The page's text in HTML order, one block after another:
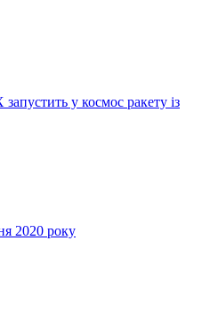
у космос ракету із
2020 року